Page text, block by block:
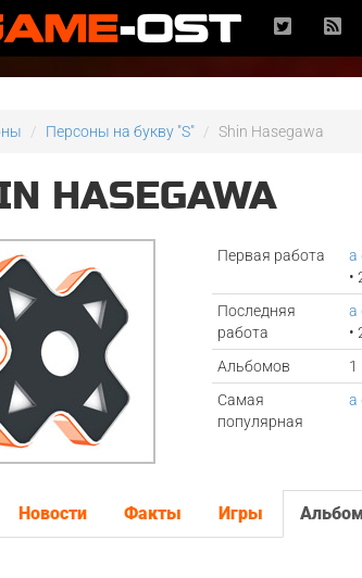
Персоны на букву "S" Shin Hasegawa
HASEGAWA
Первая работа
a
•
Последняя
работа
a
•
Альбомов
1
Самая
популярная
a
Новости Факты Игры